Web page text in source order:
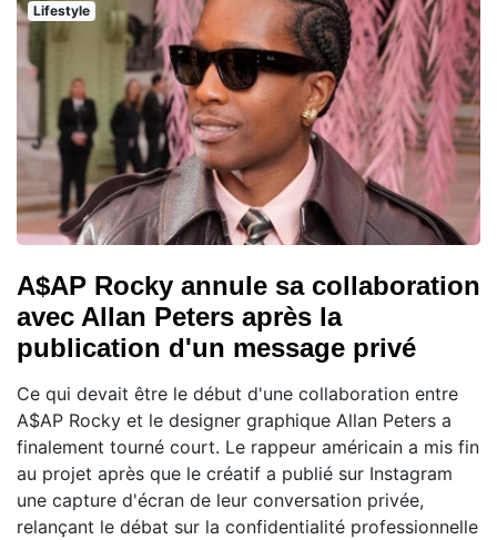
Lifestyle
A$AP Rocky annule sa collaboration
avec Allan Peters après la
publication d'un message privé
Ce qui devait être le début d'une collaboration entre
A$AP Rocky et le designer graphique Allan Peters a
finalement tourné court. Le rappeur américain a mis fin
au projet après que le créatif a publié sur Instagram
une capture d'écran de leur conversation privée,
relançant le débat sur la confidentialité professionnelle